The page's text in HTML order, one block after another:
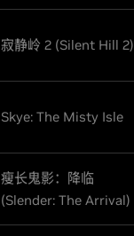
寂静岭 2 (Silent Hill 2)
Skye: The Misty Isle
瘦长鬼影：降临
(Slender: The Arrival)